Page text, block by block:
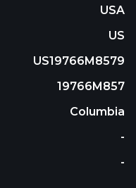
USA
US
US19766M8579
19766M857
Columbia
-
-